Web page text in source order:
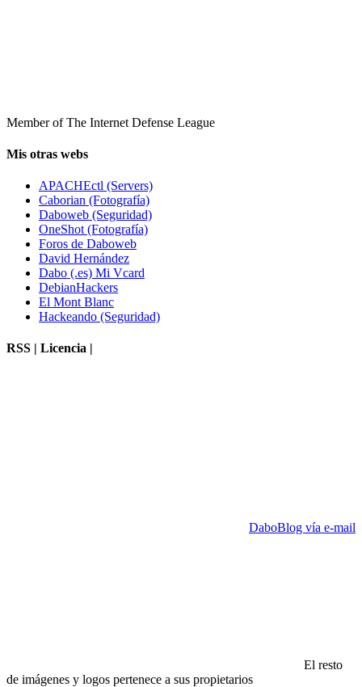
Member of The Internet Defense League
Mis otras webs
APACHEctl (Servers)
Caborian (Fotografía)
Daboweb (Seguridad)
OneShot (Fotografía)
Foros de Daboweb
David Hernández
Dabo (.es) Mi Vcard
DebianHackers
El Mont Blanc
Hackeando (Seguridad)
RSS | Licencia |
DaboBlog vía e-mail
El resto
de imágenes y logos pertenece a sus propietarios